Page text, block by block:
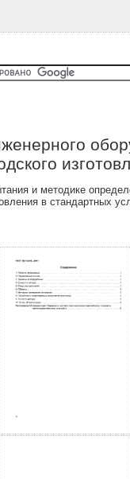
и методике
в стандартных